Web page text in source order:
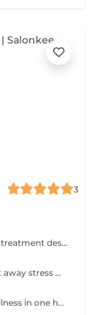
3
Office Reset 30 min · €69 A powerful express treatment designed to release upper-body tension and calm the mind when time is limited. Includes: Upper Back Massage Neck & Shoulder Massage Acupressure Head Massage Targeted Hot Stones Cooling Jade Eye Mask Results: Looser muscles A lighter head Soothed, refreshed eyes A calmer mind Ideal during a lunch break or after work. Office Reset Plus 45 min · €89 A deeper upper-body recovery treatment with added foot relaxation for tired, heavy feet. Includes: Upper Back Massage Neck & Shoulder Massage Acupressure Head Massage Relaxing Foot Massage Targeted Hot Stones Cooling Jade Eye Mask Results: Reduced tension from prolonged sitting Refreshed feet and legs Renewed energy A calmer body and mind Executive Recovery 75 min · €139 Our complete head-to-toe ritual, created for accumulated stress and deeper physical fatigue. Includes: Detailed Back Massage Neck & Shoulder Massage Acupressure Head Massage Hand Acupressure Foot Reflexology Targeted Hot Stones Cooling Jade Eye Relaxation Results: Deeper muscular relaxation A lighter, re-energised body A calmer mind Restored balance and vitality Every treatment uses organic coconut oil and organic aromatherapy oils to soften the skin, ease muscular tension and promote deep relaxation.
A deeply relaxing treatment designed to melt away stress where it accumulates most. Combining a 60-minute Indian Head & Shoulder Massage with a 30-minute Office Syndrome Back & Shoulder Massage, this package focuses on the scalp, neck, shoulders, and upper back to release tension, calm the mind, and restore a feeling of lightness and wellbeing. Includes: Indian Head & Shoulder Massage 60 min Office Syndrome Back & Shoulder Massage 30 min
Experience the essence of traditional Thai wellness in one harmonious ritual. Designed to relax the body, ease muscular tension, improve circulation, and restore a lasting sense of balance and wellbeing. Includes: Traditional Thai Oil Massage 90 min Thai Foot Reflexology 45 min